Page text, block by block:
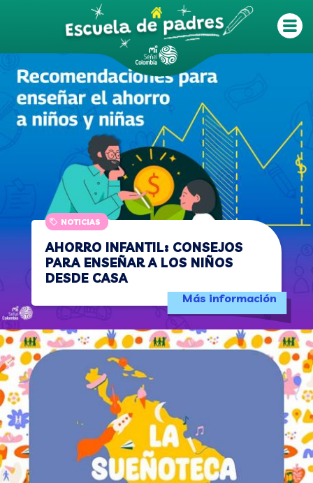
Pasar al contenido principal
NOTICIAS
AHORRO INFANTIL: CONSEJOS
PARA ENSEÑAR A LOS NIÑOS
DESDE CASA
Más información